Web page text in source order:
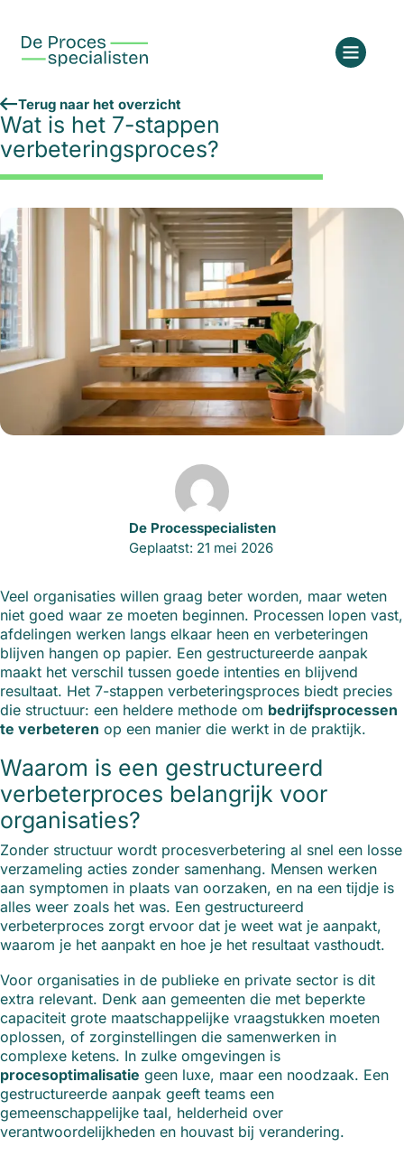
Terug naar het overzicht
Wat is het 7-stappen
verbeteringsproces?
De Processpecialisten
Geplaatst: 21 mei 2026
Veel organisaties willen graag beter worden, maar weten
niet goed waar ze moeten beginnen. Processen lopen vast,
afdelingen werken langs elkaar heen en verbeteringen
blijven hangen op papier. Een gestructureerde aanpak
maakt het verschil tussen goede intenties en blijvend
resultaat. Het 7-stappen verbeteringsproces biedt precies
die structuur: een heldere methode om bedrijfsprocessen
te verbeteren op een manier die werkt in de praktijk.
Waarom is een gestructureerd
verbeterproces belangrijk voor
organisaties?
Zonder structuur wordt procesverbetering al snel een losse
verzameling acties zonder samenhang. Mensen werken
aan symptomen in plaats van oorzaken, en na een tijdje is
alles weer zoals het was. Een gestructureerd
verbeterproces zorgt ervoor dat je weet wat je aanpakt,
waarom je het aanpakt en hoe je het resultaat vasthoudt.
Voor organisaties in de publieke en private sector is dit
extra relevant. Denk aan gemeenten die met beperkte
capaciteit grote maatschappelijke vraagstukken moeten
oplossen, of zorginstellingen die samenwerken in
complexe ketens. In zulke omgevingen is
procesoptimalisatie geen luxe, maar een noodzaak. Een
gestructureerde aanpak geeft teams een
gemeenschappelijke taal, helderheid over
verantwoordelijkheden en houvast bij verandering.